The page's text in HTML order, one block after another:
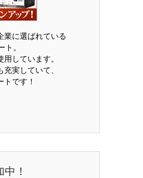
業に選ばれている
。
しています。
実していて、
です！
！